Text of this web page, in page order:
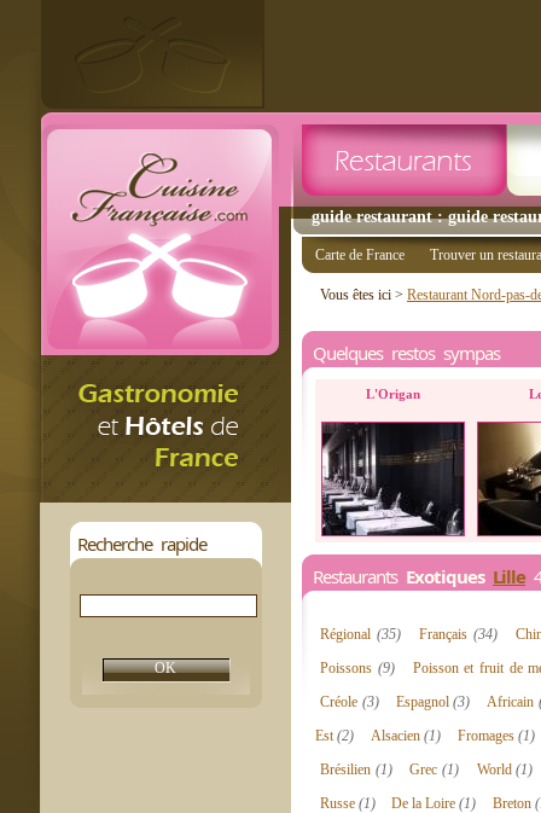
guide restaurant : guide
Recherche rapide
Carte de France Trouver un
Vous êtes ici > Restaurant Nord-pas-
Quelques restos sympas
L'Origan
Restaurants Exotiques Lille4
Régional (35) Français (34)
Poissons (9)
Poisson et fruit de
Créole (3) Espagnol(3) Africain
Est(2) Alsacien(1) Fromages (1)
Brésilien (1) Grec(1) World(1)
Russe (1) De la Loire(1) Breton